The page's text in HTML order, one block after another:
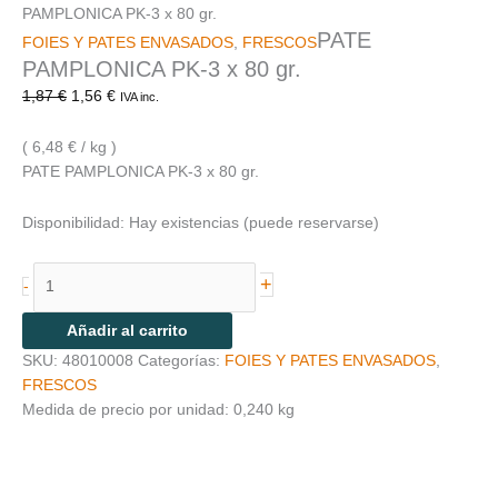
PAMPLONICA PK-3 x 80 gr.
FOIES Y PATES ENVASADOS, FRESCOSPATE
PAMPLONICA PK-3 x 80 gr.
1,87€ 1,56 € IVA inc.
( 6,48 € / kg )
PATE PAMPLONICA PK-3 x 80 gr.
Disponibilidad: Hay existencias (puede reservarse)
- +
Añadir al carrito
SKU: 48010008 Categorías: FOIES Y PATES ENVASADOS
FRESCOS
Medida de precio por unidad: 0,240 kg